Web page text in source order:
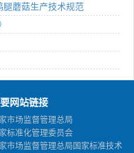
腿蘑菇生产技术规范
网站链接
市场监督管理总局
标准化管理委员会
市场监督管理总局国家标准技术